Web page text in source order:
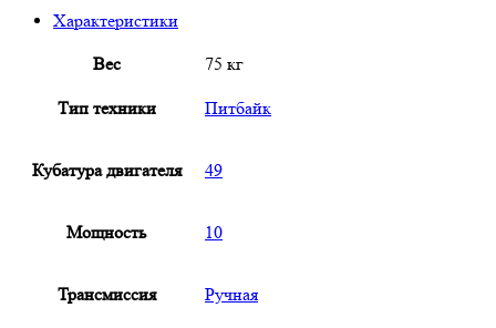
Характеристики
Вес 75 кг
Тип техники Питбайк
Кубатура двигателя 49
Мощность 10
Трансмиссия Ручная